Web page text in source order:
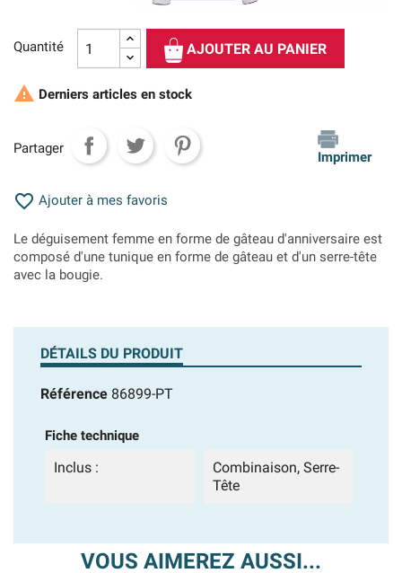
Quantité AJOUTER AU PANIER
 Derniers articles en stock
Partager
Imprimer
 Ajouter à mes favoris
Le déguisement femme en forme de gâteau d'anniversaire est
composé d'une tunique en forme de gâteau et d'un serre-tête
avec la bougie.
DÉTAILS DU PRODUIT
Référence 86899-PT
Fiche technique
Inclus :
Combinaison, Serre-
Tête
VOUS AIMEREZ AUSSI...